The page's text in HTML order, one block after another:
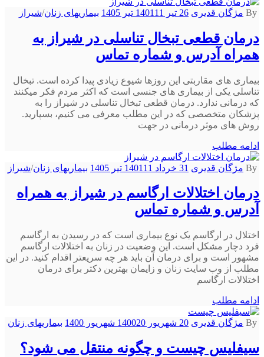
مژگان قدیری 26 تیر 1401 11 تیر 1405 بیماریهای زنان/شیراز
درمان قطعی تبخال تناسلی در شیراز به
همراه آدرس و شماره تماس
بیماری های مقاربتی این روزها شیوع زیادی پیدا کرده است. تبخال
تناسلی یکی از بیماری های جنسی است که اکثر مردم فکر میکنند
که درمانی ندارد. درمان قطعی تبخال تناسلی در شیراز را به
پزشکان متخصصی که در این مطلب معرفی می کنیم، بسپارید.
روش های موثر درمانی در جهت
ادامه مطلب
مژگان قدیری 31 خرداد 1401 11 تیر 1405 بیماریهای زنان/شیراز
درمان اختلالات ارگاسم در شیراز به همراه
آدرس و شماره تماس
اختلال در ارگاسم یک نوع بیماری است که در رسیدن به ارگاسم
فرد دچار مشکل است. این وضعیت در زنان به اختلالات ارگاسم
مشهور است و برای درمان آن باید هر چه سریعتر اقدام کنید. در این
مطلب از وب سایت زنان و زایمان بهترین دکتر برای درمان
اختلالات ارگاسم
ادامه مطلب
مژگان قدیری 20 شهریور 1400 20 شهریور 1400 بیماریهای زنان
سیفلیس چیست و چگونه منتقل می شود؟